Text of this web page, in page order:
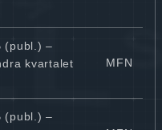
(publ.) –
kvartalet
MFN
(publ.) –